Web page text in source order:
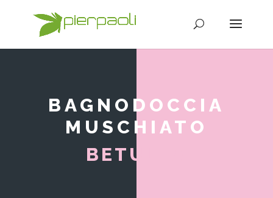
BAGNODOCCIA
MUSCHIATO
BETULLA